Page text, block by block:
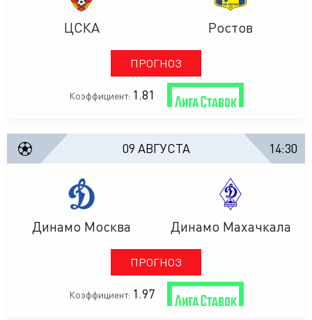
ЦСКА
ПРОГНОЗ
Ростов
Коэффициент: 1.81
09 АВГУСТА 14:30
Динамо Москва
ПРОГНОЗ
Динамо Махачкала
Коэффициент: 1.97